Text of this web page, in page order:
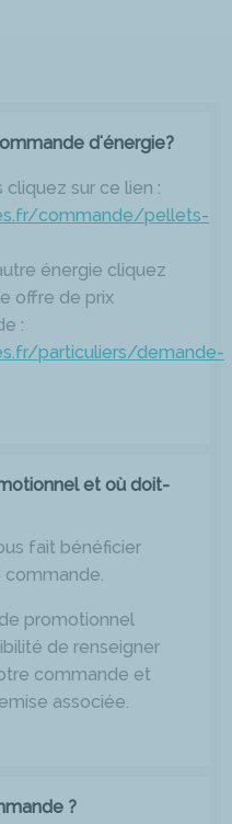
d'énergie?
sur ce lien :
commande/pellets-
énergie cliquez
offre de prix
:
particuliers/demande-
et où doit-
fait bénéficier
commande.
promotionnel
de renseigner
commande et
associée.
?